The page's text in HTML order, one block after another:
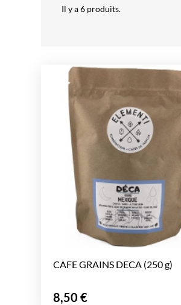
Il y a 6 produits.
CAFE GRAINS DECA (250 g)
Prix
8,50 €